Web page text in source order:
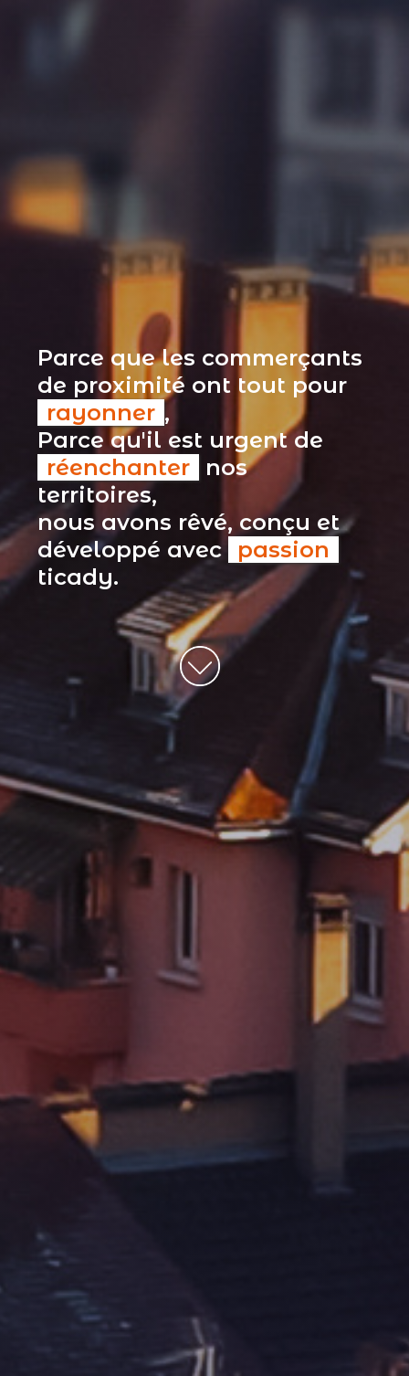
Parce que les commerçants
de proximité ont tout pour
rayonner ,
Parce qu'il est urgent de
réenchanter
nos
territoires,
nous avons rêvé, conçu et
développé avec passion
ticady.